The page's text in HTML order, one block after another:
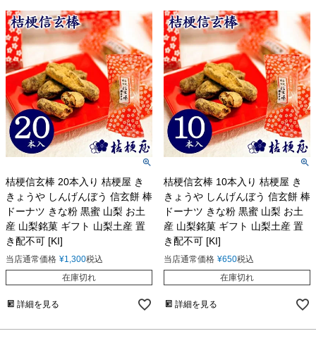
桔梗信玄棒 20本入り 桔梗屋 き
きょうや しんげんぼう 信玄餅 棒
ドーナツ きな粉 黒蜜 山梨 お土
産 山梨銘菓 ギフト 山梨土産 置
き配不可 [KI]
当店通常価格 ¥1,300税込
在庫切れ
詳細を見る
桔梗信玄棒 10本入り 桔梗屋 き
きょうや しんげんぼう 信玄餅 棒
ドーナツ きな粉 黒蜜 山梨 お土
産 山梨銘菓 ギフト 山梨土産 置
き配不可 [KI]
当店通常価格 ¥650税込
在庫切れ
詳細を見る